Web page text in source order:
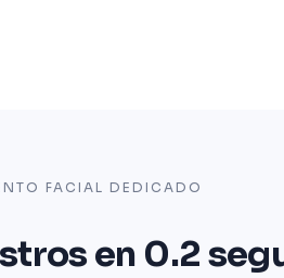
FACIAL DEDICADO
en 0.2